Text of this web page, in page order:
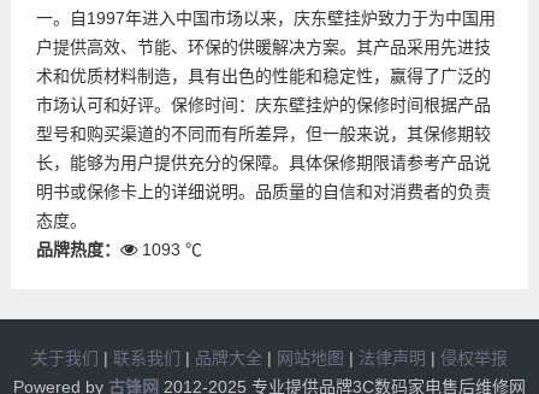
一。自1997年进入中国市场以来，庆东壁挂炉致力于为中国用
户提供高效、节能、环保的供暖解决方案。其产品采用先进技
术和优质材料制造，具有出色的性能和稳定性，赢得了广泛的
市场认可和好评。保修时间：庆东壁挂炉的保修时间根据产品
型号和购买渠道的不同而有所差异，但一般来说，其保修期较
长，能够为用户提供充分的保障。具体保修期限请参考产品说
明书或保修卡上的详细说明。品质量的自信和对消费者的负责
态度。
品牌热度：
1093 ℃
关于我们 | 联系我们 | 品牌大全| 网站地图 | 法律声明 | 侵权举报
Powered by 古锋网 2012-2025 专业提供品牌3C数码家电售后维修网